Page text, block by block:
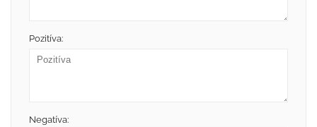
Pozitíva:
Negatíva: